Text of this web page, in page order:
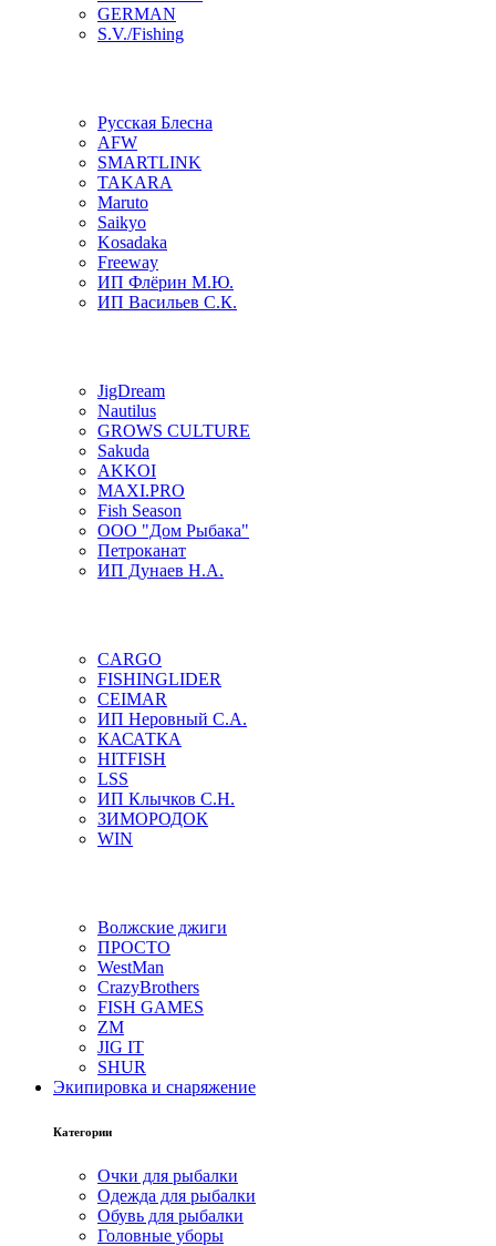
GERMAN
S.V./Fishing
Русская Блесна
AFW
SMARTLINK
TAKARA
Maruto
Saikyo
Kosadaka
Freeway
ИП Флёрин М.Ю.
ИП Васильев С.К.
JigDream
Nautilus
GROWS CULTURE
Sakuda
AKKOI
MAXI.PRO
Fish Season
ООО "Дом Рыбака"
Петроканат
ИП Дунаев Н.А.
CARGO
FISHINGLIDER
CEIMAR
ИП Неровный С.А.
КАСАТКА
HITFISH
LSS
ИП Клычков С.Н.
ЗИМОРОДОК
WIN
Волжские джиги
ПРОСТО
WestMan
CrazyBrothers
FISH GAMES
ZM
JIG IT
SHUR
Экипировка и снаряжение
Категории
Очки для рыбалки
Одежда для рыбалки
Обувь для рыбалки
Головные уборы